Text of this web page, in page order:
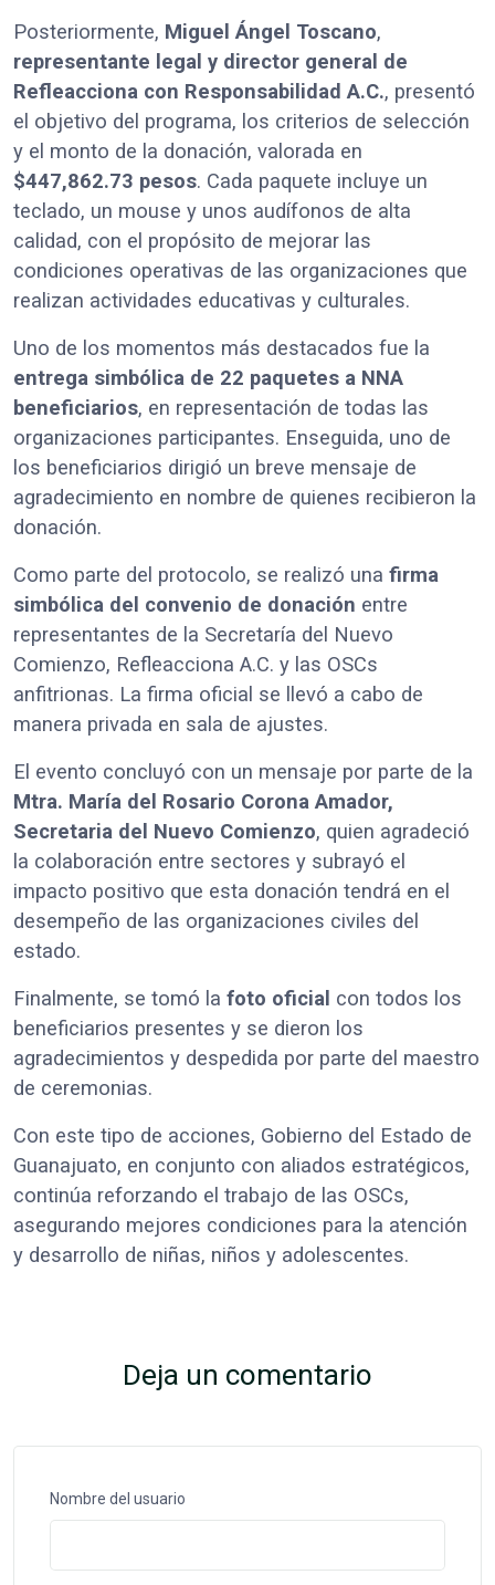
Posteriormente, Miguel Ángel Toscano,
representante legal y director general de
Refleacciona con Responsabilidad A.C., presentó
el objetivo del programa, los criterios de selección
y el monto de la donación, valorada en
$447,862.73 pesos. Cada paquete incluye un
teclado, un mouse y unos audífonos de alta
calidad, con el propósito de mejorar las
condiciones operativas de las organizaciones que
realizan actividades educativas y culturales.
Uno de los momentos más destacados fue la
entrega simbólica de 22 paquetes a NNA
beneficiarios, en representación de todas las
organizaciones participantes. Enseguida, uno de
los beneficiarios dirigió un breve mensaje de
agradecimiento en nombre de quienes recibieron la
donación.
Como parte del protocolo, se realizó una firma
simbólica del convenio de donación entre
representantes de la Secretaría del Nuevo
Comienzo, Refleacciona A.C. y las OSCs
anfitrionas. La firma oficial se llevó a cabo de
manera privada en sala de ajustes.
El evento concluyó con un mensaje por parte de la
Mtra. María del Rosario Corona Amador,
Secretaria del Nuevo Comienzo, quien agradeció
la colaboración entre sectores y subrayó el
impacto positivo que esta donación tendrá en el
desempeño de las organizaciones civiles del
estado.
Finalmente, se tomó la foto oficial con todos los
beneficiarios presentes y se dieron los
agradecimientos y despedida por parte del maestro
de ceremonias.
Con este tipo de acciones, Gobierno del Estado de
Guanajuato, en conjunto con aliados estratégicos,
continúa reforzando el trabajo de las OSCs,
asegurando mejores condiciones para la atención
y desarrollo de niñas, niños y adolescentes.
Deja un comentario
Nombre del usuario